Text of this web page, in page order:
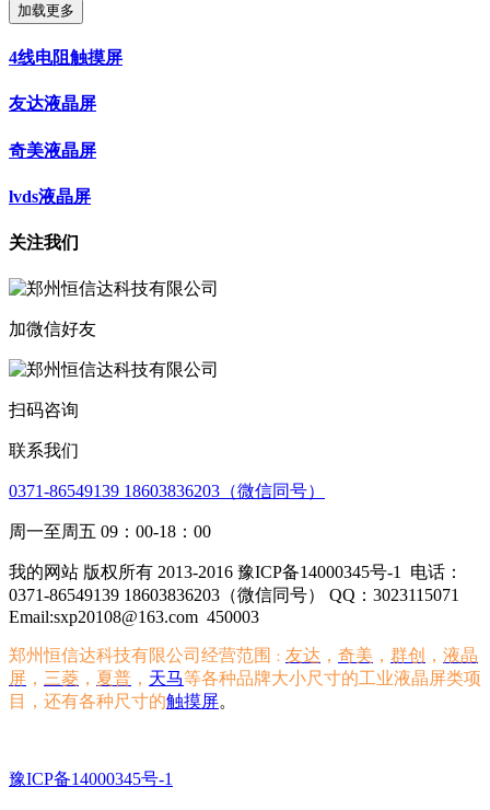
加载更多
4线电阻触摸屏
友达液晶屏
奇美液晶屏
lvds液晶屏
关注我们
加微信好友
扫码咨询
联系我们
0371-86549139 18603836203（微信同号）
周一至周五 09：00-18：00
我的网站 版权所有 2013-2016 豫ICP备14000345号-1 电话：
0371-86549139 18603836203（微信同号） QQ：3023115071
Email:sxp20108@163.com 450003
郑州恒信达科技有限公司经营范围 ： 友达 ， 奇美 ， 群创 ， 液晶
屏 ， 三菱 ， 夏普 ， 天马等各种品牌大小尺寸的工业液晶屏类项
目，还有各种尺寸的触摸屏。
豫ICP备14000345号-1